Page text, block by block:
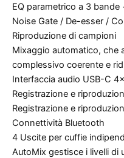
EQ parametrico a 3
Noise Gate / De-esser /
Riproduzione di campioni
Mixaggio automatico, che
complessivo coerente e
Interfaccia audio USB-C
Registrazione e
Registrazione e
Connettività Bluetooth
4 Uscite per cuffie
AutoMix gestisce i livelli di